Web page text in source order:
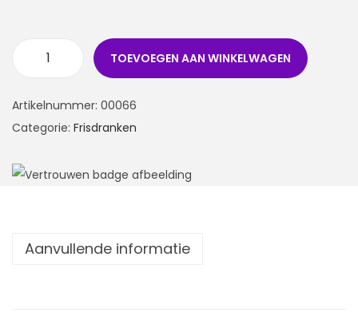
TOEVOEGEN AAN WINKELWAGEN
Artikelnummer: 00066
Categorie: Frisdranken
Aanvullende informatie